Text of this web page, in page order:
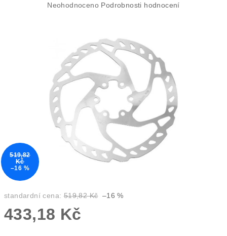
standardní cena: 519,82 Kč –16 %
433,18 Kč
Průměrné
hvězdiček.
Neohodnoceno Podrobnosti hodnocení
519,82
Kč
–16 %